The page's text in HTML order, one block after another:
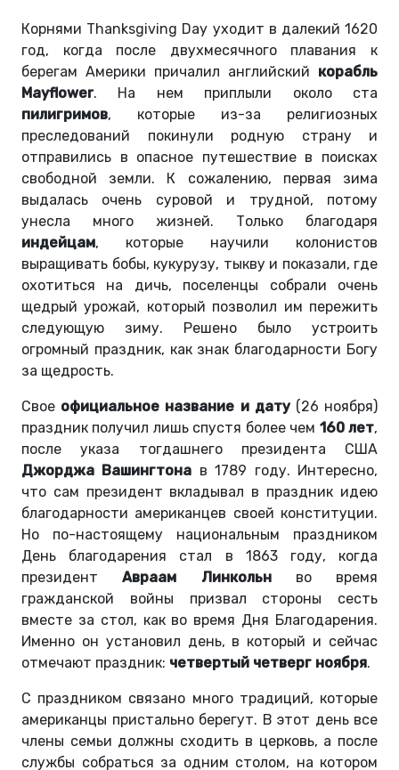
Корнями Thanksgiving Day уходит в далекий 1620
год, когда после двухмесячного плавания к
берегам Америки причалил английский корабль
Mayflower. На нем приплыли около ста
пилигримов, которые из-за религиозных
преследований покинули родную страну и
отправились в ​​опасное путешествие в поисках
свободной земли. К сожалению, первая зима
выдалась очень суровой и трудной, потому
унесла много жизней. Только благодаря
индейцам, которые научили колонистов
выращивать бобы, кукурузу, тыкву и показали, где
охотиться на дичь, поселенцы собрали очень
щедрый урожай, который позволил им пережить
следующую зиму. Решено было устроить
огромный праздник, как знак благодарности Богу
за щедрость.
Свое официальное название и дату(26 ноября)
праздник получил лишь спустя более чем 160 лет,
после указа тогдашнего президента США
Джорджа Вашингтона в 1789 году. Интересно,
что сам президент вкладывал в праздник идею
благодарности американцев своей конституции.
Но по-настоящему национальным праздником
День благодарения стал в 1863 году, когда
президентАвраам Линкольнво время
гражданской войны призвал стороны сесть
вместе за стол, как во время Дня Благодарения.
Именно он установил день, в который и сейчас
отмечают праздник: четвертый четверг ноября.
С праздником связано много традиций, которые
американцы пристально берегут. В этот день все
члены семьи должны сходить в церковь, а после
службы собраться за одним столом, на котором